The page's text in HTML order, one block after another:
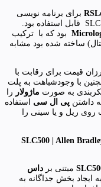
برای برنامه نویسی
استفاده می کردند. این نرم افزار برای خانواده SLC قابل استفاده بود.
بود که با ترکیب
ساخته شده بود مشابه
قیمت برای رقابت با
با وجودشباهت به پلت
ماژولار را
پی ال سی استفاده
ریل و یا سینی را
SLC500 | Allen
مبتنی بر داس
ایجاد بخش جداگانه به